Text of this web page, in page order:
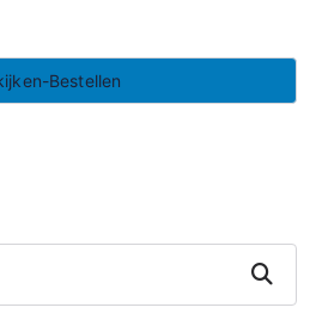
Bestellen
Zoeken